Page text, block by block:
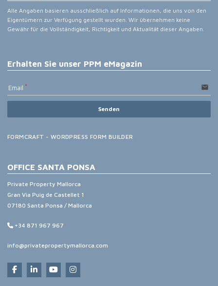
Alle Angaben basieren ausschließlich auf Informationen, die uns von den
Eigentümern zur Verfügung gestellt wurden. Wir übernehmen keine
Gewähr für die Vollständigkeit, Richtigkeit und Aktualität dieser Angaben.
Erhalten Sie unser PPM eMagazin
Email email
Senden
FORMCRAFT - WORDPRESS FORM BUILDER
OFFICE SANTA PONSA
Private Property Mallorca
Gran Via Puig de Castellet 1
07180 Santa Ponsa / Mallorca
+34 871 967 967
info@privatepropertymallorca.com